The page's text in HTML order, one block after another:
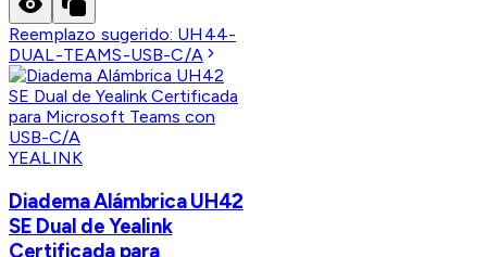
Reemplazo sugerido: UH44-
DUAL-TEAMS-USB-C/A
YEALINK
Diadema Alámbrica UH42
SE Dual de Yealink
Certificada para